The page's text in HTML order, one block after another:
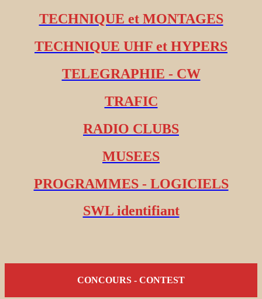
TECHNIQUE et MONTAGES
TECHNIQUE UHF et HYPERS
TELEGRAPHIE - CW
TRAFIC
RADIO CLUBS
MUSEES
PROGRAMMES - LOGICIELS
SWL identifiant
CONCOURS - CONTEST